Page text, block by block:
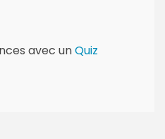
avec unQuiz